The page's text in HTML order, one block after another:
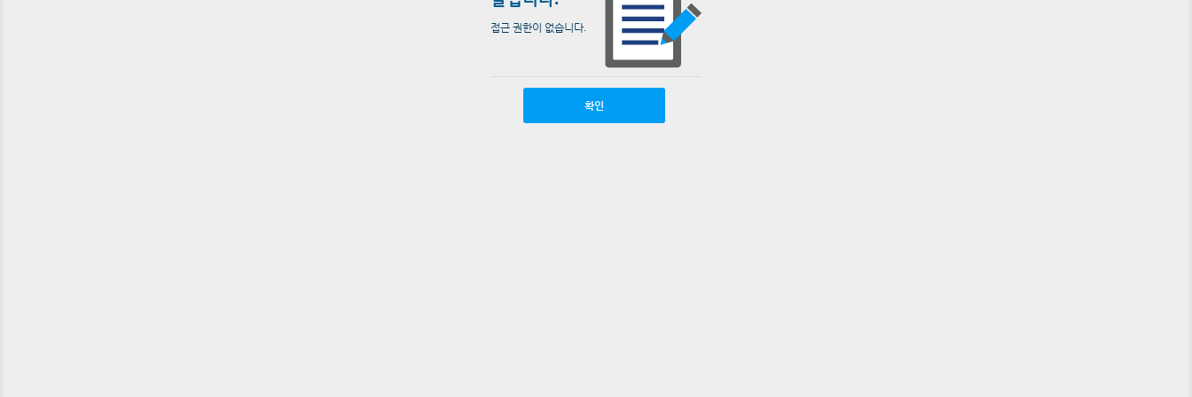
접근 권한이 없습니다.